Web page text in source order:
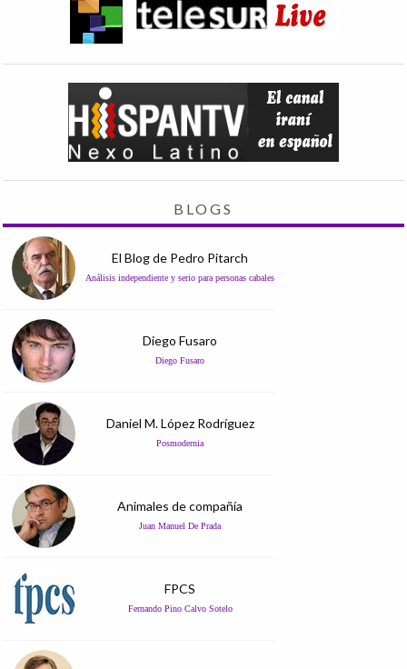
BLOGS
El Blog de Pedro Pitarch
Análisis independiente y serio para personas cabales
Diego Fusaro
Diego Fusaro
Daniel M. López Rodríguez
Posmodernia
Animales de compañía
Juan Manuel De Prada
FPCS
Fernando Pino Calvo Sotelo